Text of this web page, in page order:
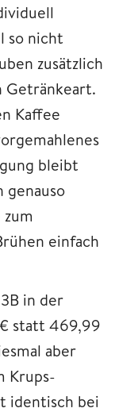
so nicht
zusätzlich
Getränkeart.
Kaffee
bleibt
einfach
in der
statt 469,99
aber
Krups-
identisch bei